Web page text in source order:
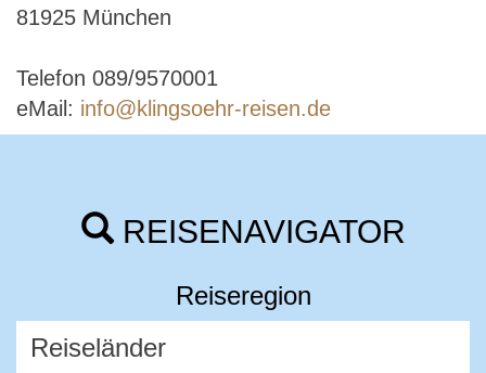
81925 München
Telefon 089/9570001
eMail: info@klingsoehr-reisen.de
REISENAVIGATOR
Reiseregion